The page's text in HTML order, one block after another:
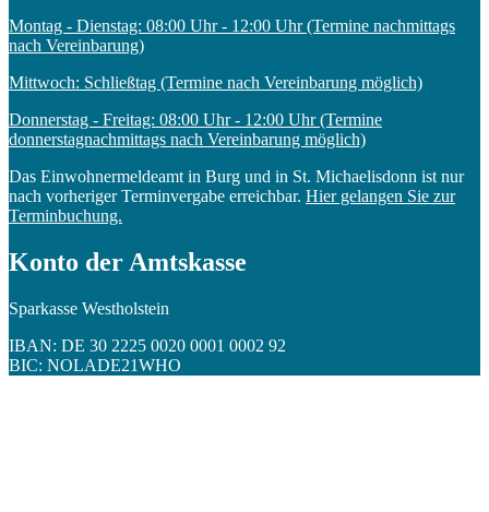
Montag - Dienstag: 08:00 Uhr - 12:00 Uhr (Termine nachmittags
nach Vereinbarung)
Mittwoch: Schließtag (Termine nach Vereinbarung möglich)
Donnerstag - Freitag: 08:00 Uhr - 12:00 Uhr (Termine
donnerstagnachmittags nach Vereinbarung möglich)
Das Einwohnermeldeamt in Burg und in St. Michaelisdonn ist nur
nach vorheriger Terminvergabe erreichbar. Hier gelangen Sie zur
Terminbuchung.
Konto der Amtskasse
Sparkasse Westholstein
IBAN: DE 30 2225 0020 0001 0002 92
BIC: NOLADE21WHO